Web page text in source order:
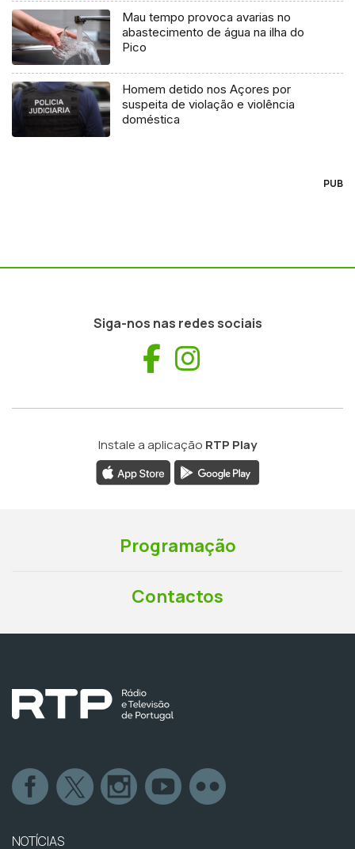
Mau tempo provoca avarias no
abastecimento de água na ilha do
Pico
Homem detido nos Açores por
suspeita de violação e violência
doméstica
PUB
Siga-nos nas redes sociais
Facebook
Instale a aplicação RTP Play
Programação
Contactos
NOTÍCIAS